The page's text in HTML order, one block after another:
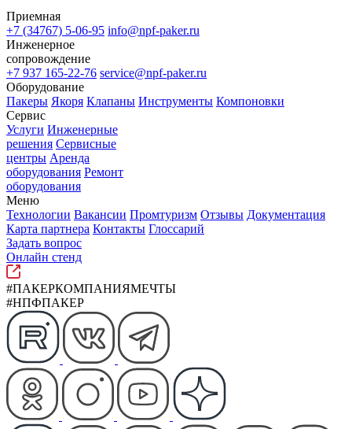
Приемная
+7 (34767) 5-06-95 info@npf-paker.ru
Инженерное
сопровождение
+7 937 165-22-76 service@npf-paker.ru
Оборудование
Пакеры Якоря Клапаны Инструменты Компоновки
Сервис
Услуги Инженерные
решения Сервисные
центры Аренда
оборудования Ремонт
оборудования
Меню
Технологии Вакансии Промтуризм Отзывы Документация
Карта партнера Контакты Глоссарий
Задать вопрос
Онлайн стенд
#ПАКЕРКОМПАНИЯМЕЧТЫ
#НПФПАКЕР